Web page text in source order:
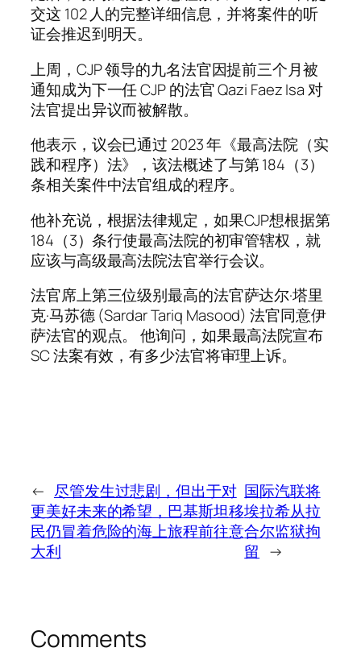
交这 102 人的完整详细信息，并将案件的听
证会推迟到明天。
上周，CJP 领导的九名法官因提前三个月被
通知成为下一任 CJP 的法官 Qazi Faez Isa 对
法官提出异议而被解散。
他表示，议会已通过 2023 年《最高法院（实
践和程序）法》，该法概述了与第 184（3）
条相关案件中法官组成的程序。
他补充说，根据法律规定，如果CJP想根据第
184（3）条行使最高法院的初审管辖权，就
应该与高级最高法院法官举行会议。
法官席上第三位级别最高的法官萨达尔·塔里
克·马苏德 (Sardar Tariq Masood) 法官同意伊
萨法官的观点。 他询问，如果最高法院宣布
SC 法案有效，有多少法官将审理上诉。
← 尽管发生过悲剧，但出于对
更美好未来的希望，巴基斯坦移
民仍冒着危险的海上旅程前往意
大利
国际汽联将
埃拉希从拉
合尔监狱拘
留 →
Comments